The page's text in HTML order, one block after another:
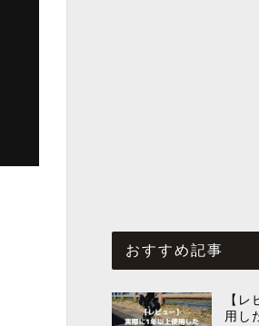
おすすめ記事
【
用し